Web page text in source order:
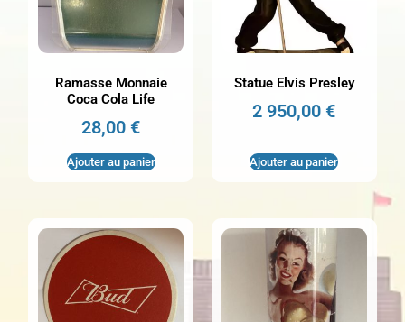
Ramasse Monnaie
Coca Cola Life
28,00€
Ajouter au panier
Statue Elvis Presley
2 950,00€
Ajouter au panier